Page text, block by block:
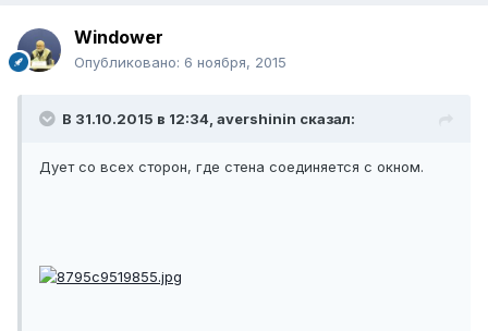
Windower
Опубликовано: 6 ноября, 2015
В 31.10.2015 в 12:34, avershinin сказал:
Дует со всех сторон, где стена соединяется с окном.